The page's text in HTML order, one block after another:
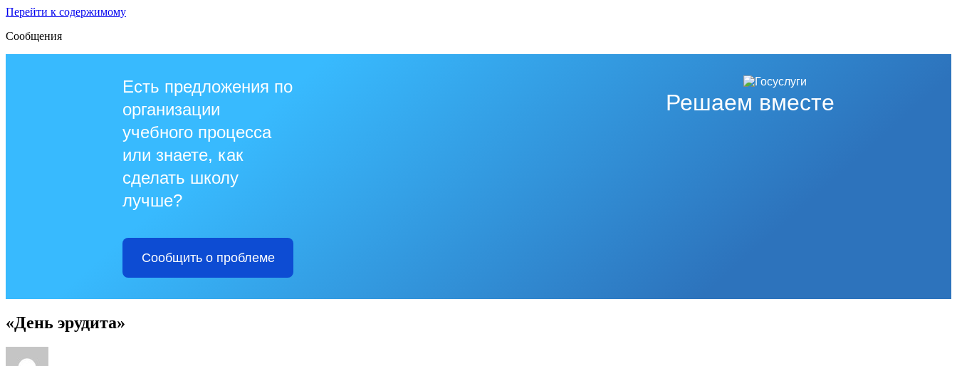
Перейти к содержимому
Сообщения
Решаем вместе
Есть предложения по
организации
учебного процесса
или знаете, как
сделать школу
лучше?
Сообщить о проблеме
«День эрудита»